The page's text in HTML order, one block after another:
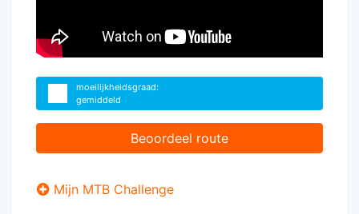
moeilijkheidsgraad:
gemiddeld
Beoordeel route
Mijn MTB Challenge